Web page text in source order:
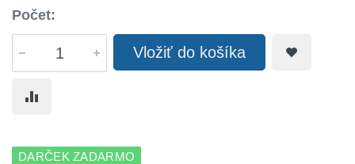
Počet:
Vložiť do košíka
DARČEK ZADARMO